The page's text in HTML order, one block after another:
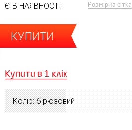
Є В НАЯВНОСТІ Розмірна сітка
КУПИТИ
Купити в 1 клік
Колір: бірюзовий